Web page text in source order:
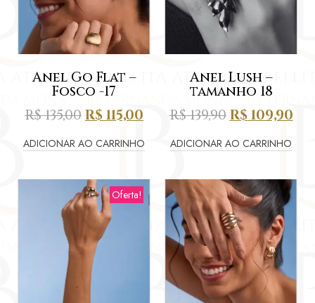
Anel Go Flat –
Fosco -17
R$135,00R$ 115,00
ADICIONAR AO CARRINHO
Anel Lush –
tamanho 18
R$139,90 R$ 109,90
ADICIONAR AO CARRINHO
Oferta!